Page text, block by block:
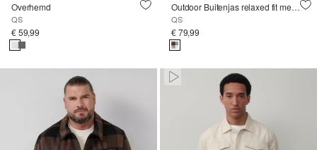
Overhemd
QS
€ 59,99
Outdoor Buitenjas relaxed fit met teddy voering en ruitpatroon
QS
€ 79,99
Paused • Muted